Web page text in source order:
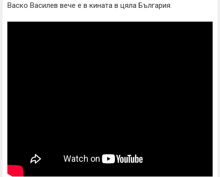
Васко Василев вече е в кината в цяла България.